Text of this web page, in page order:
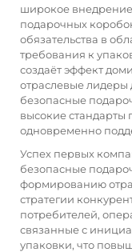
широкое
подарочных
обязательства в
требования к
создаёт эффект
отраслевые лидеры
безопасные
высокие стандарты
одновременно
Успех первых
безопасные
формированию
стратегии
потребителей,
связанные с
упаковки, что